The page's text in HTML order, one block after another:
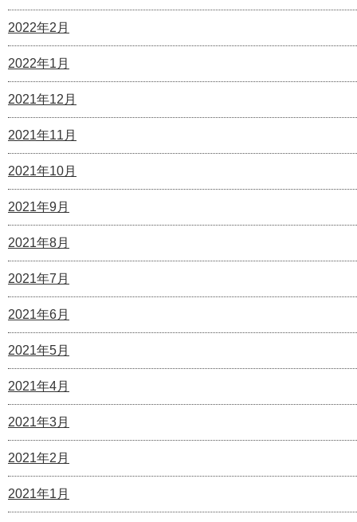
2022年2月
2022年1月
2021年12月
2021年11月
2021年10月
2021年9月
2021年8月
2021年7月
2021年6月
2021年5月
2021年4月
2021年3月
2021年2月
2021年1月